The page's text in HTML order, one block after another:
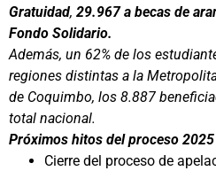
Gratuidad, 29.967 a becas de
Fondo Solidario.
Además, un 62% de los
regiones distintas a la
de Coquimbo, los 8.887
total nacional.
Próximos hitos del proceso 2025
Cierre del proceso de